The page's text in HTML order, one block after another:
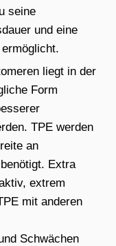
seine
und eine
liegt in der
Form
TPE werden
an
Extra
extrem
mit anderen
Schwächen